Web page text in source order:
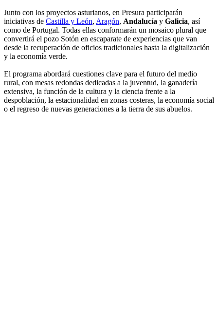
Junto con los proyectos asturianos, en Presura participarán
iniciativas de Castilla y León, Aragón, Andalucía y Galicia, así
como de Portugal. Todas ellas conformarán un mosaico plural que
convertirá el pozo Sotón en escaparate de experiencias que van
desde la recuperación de oficios tradicionales hasta la digitalización
y la economía verde.
El programa abordará cuestiones clave para el futuro del medio
rural, con mesas redondas dedicadas a la juventud, la ganadería
extensiva, la función de la cultura y la ciencia frente a la
despoblación, la estacionalidad en zonas costeras, la economía social
o el regreso de nuevas generaciones a la tierra de sus abuelos.